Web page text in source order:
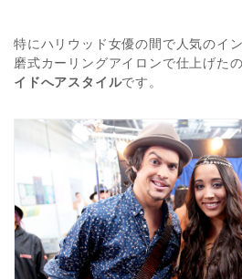
特にハリウッド女優の間で人気のイ
磨式カーリングアイロンで仕上げた
イドへアスタイルです。